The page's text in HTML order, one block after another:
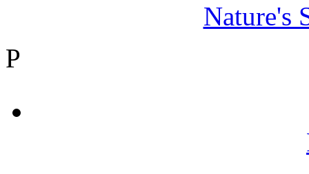
Nature's
P